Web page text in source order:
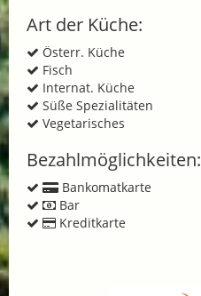
Art der Küche:
Österr. Küche
Fisch
Internat. Küche
Süße Spezialitäten
Vegetarisches
Bezahlmöglichkeiten:
Bankomatkarte
Bar
Kreditkarte